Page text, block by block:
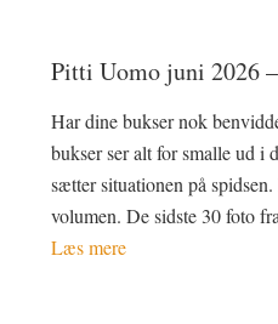
Pitti Uomo juni 2026
Har dine bukser nok
bukser ser alt for smalle ud i
sætter situationen på
volumen. De sidste 30 foto
Læs mere